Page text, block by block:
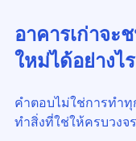
อาคารเก่าจะ
ใหม่ได้อย่างไร
คำตอบไม่ใช่การทำทุ
ทำสิ่งที่ใช่ให้ครบวงจร